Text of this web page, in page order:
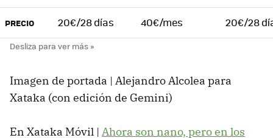
PRECIO 20€/28 días 40€/mes 20€/28
Imagen de portada | Alejandro Alcolea para
Xataka (con edición de Gemini)
En Xataka Móvil | Ahora son nano, pero en los